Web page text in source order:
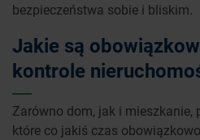
bezpieczeństwa sobie i bliskim.
Jakie są
kontrole
Zarówno dom, jak i mieszkanie,
które co jakiś czas